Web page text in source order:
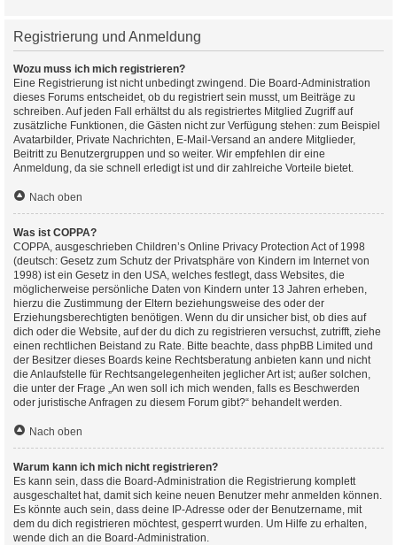
Registrierung und Anmeldung
Wozu muss ich mich registrieren?
Eine Registrierung ist nicht unbedingt zwingend. Die Board-Administration
dieses Forums entscheidet, ob du registriert sein musst, um Beiträge zu
schreiben. Auf jeden Fall erhältst du als registriertes Mitglied Zugriff auf
zusätzliche Funktionen, die Gästen nicht zur Verfügung stehen: zum Beispiel
Avatarbilder, Private Nachrichten, E-Mail-Versand an andere Mitglieder,
Beitritt zu Benutzergruppen und so weiter. Wir empfehlen dir eine
Anmeldung, da sie schnell erledigt ist und dir zahlreiche Vorteile bietet.
Nach oben
Was ist COPPA?
COPPA, ausgeschrieben Children’s Online Privacy Protection Act of 1998
(deutsch: Gesetz zum Schutz der Privatsphäre von Kindern im Internet von
1998) ist ein Gesetz in den USA, welches festlegt, dass Websites, die
möglicherweise persönliche Daten von Kindern unter 13 Jahren erheben,
hierzu die Zustimmung der Eltern beziehungsweise des oder der
Erziehungsberechtigten benötigen. Wenn du dir unsicher bist, ob dies auf
dich oder die Website, auf der du dich zu registrieren versuchst, zutrifft, ziehe
einen rechtlichen Beistand zu Rate. Bitte beachte, dass phpBB Limited und
der Besitzer dieses Boards keine Rechtsberatung anbieten kann und nicht
die Anlaufstelle für Rechtsangelegenheiten jeglicher Art ist; außer solchen,
die unter der Frage „An wen soll ich mich wenden, falls es Beschwerden
oder juristische Anfragen zu diesem Forum gibt?“ behandelt werden.
Nach oben
Warum kann ich mich nicht registrieren?
Es kann sein, dass die Board-Administration die Registrierung komplett
ausgeschaltet hat, damit sich keine neuen Benutzer mehr anmelden können.
Es könnte auch sein, dass deine IP-Adresse oder der Benutzername, mit
dem du dich registrieren möchtest, gesperrt wurden. Um Hilfe zu erhalten,
wende dich an die Board-Administration.